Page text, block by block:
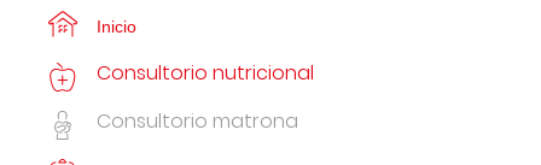
Inicio
Consultorio nutricional
Consultorio matrona